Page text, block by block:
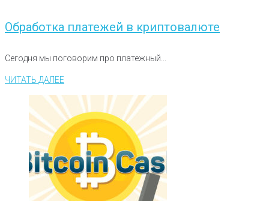
Обработка платежей в криптовалюте
Сегодня мы поговорим про платежный...
ЧИТАТЬ ДАЛЕЕ